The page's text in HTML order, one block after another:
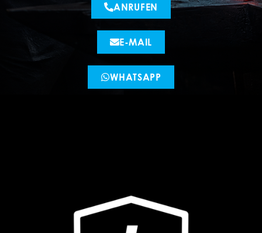
ANRUFEN
E-MAIL
WHATSAPP